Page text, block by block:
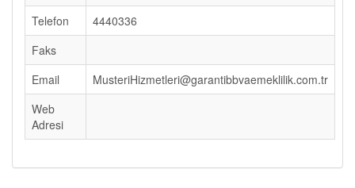
Telefon
4440336
Faks
Email
MusteriHizmetleri@garantibbvaemeklilik.com.tr
Web
Adresi